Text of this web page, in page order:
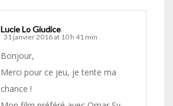
Lucie Lo Giudice
31 janvier 2016 at 10 h 41 min
Bonjour,
Merci pour ce jeu, je tente ma
chance !